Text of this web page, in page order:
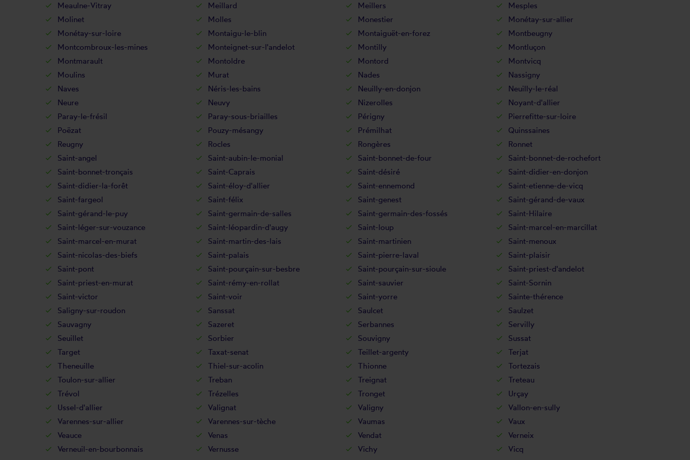
Meaulne-Vitray
Meillard Meillers
Mesples
Molinet
Molles Monestier
Monétay-sur-allier
Monétay-sur-loire
Montaigu-le-blin Montaiguët-en-forez
Montbeugny
Montcombroux-les-mines
Monteignet-sur-l'andelot Montilly
Montluçon
Montmarault
Montoldre Montord
Montvicq
Moulins
Murat Nades
Nassigny
Naves
Néris-les-bains Neuilly-en-donjon
Neuilly-le-réal
Neure
Neuvy Nizerolles
Noyant-d'allier
Paray-le-frésil
Paray-sous-briailles Périgny
Pierrefitte-sur-loire
Poëzat
Pouzy-mésangy Prémilhat
Quinssaines
Reugny
Rocles Rongères
Ronnet
Saint-angel
Saint-aubin-le-monial Saint-bonnet-de-four
Saint-bonnet-de-rochefort
Saint-bonnet-tronçais
Saint-Caprais Saint-désiré
Saint-didier-en-donjon
Saint-didier-la-forêt
Saint-éloy-d'allier Saint-ennemond
Saint-etienne-de-vicq
Saint-fargeol
Saint-félix Saint-genest
Saint-gérand-de-vaux
Saint-gérand-le-puy
Saint-germain-de-salles Saint-germain-des-fossés
Saint-Hilaire
Saint-léger-sur-vouzance
Saint-léopardin-d'augy Saint-loup
Saint-marcel-en-marcillat
Saint-marcel-en-murat
Saint-martin-des-lais Saint-martinien
Saint-menoux
Saint-nicolas-des-biefs
Saint-palais Saint-pierre-laval
Saint-plaisir
Saint-pont
Saint-pourçain-sur-besbre Saint-pourçain-sur-sioule
Saint-priest-d'andelot
Saint-priest-en-murat
Saint-rémy-en-rollat Saint-sauvier
Saint-Sornin
Saint-victor
Saint-voir Saint-yorre
Sainte-thérence
Saligny-sur-roudon
Sanssat Saulcet
Saulzet
Sauvagny
Sazeret Serbannes
Servilly
Seuillet
Sorbier Souvigny
Sussat
Target
Taxat-senat Teillet-argenty
Terjat
Theneuille
Thiel-sur-acolin Thionne
Tortezais
Toulon-sur-allier
Treban Treignat
Treteau
Trévol
Trézelles Tronget
Urçay
Ussel-d'allier
Valignat Valigny
Vallon-en-sully
Varennes-sur-allier
Varennes-sur-tèche Vaumas
Vaux
Veauce
Venas Vendat
Verneix
Verneuil-en-bourbonnais
Vernusse Vichy
Vicq